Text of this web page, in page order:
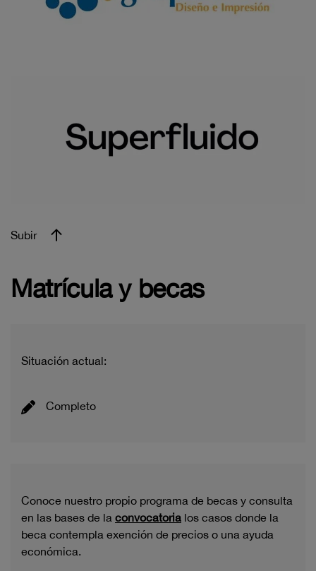
Subir
Matrícula y becas
Situación actual:
Completo
Conoce nuestro propio programa de becas y consulta
en las bases de la convocatoria los casos donde la
beca contempla exención de precios o una ayuda
económica.